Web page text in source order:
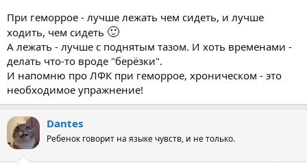
При геморрое - лучше лежать чем сидеть, и лучше
ходить, чем сидеть 🙂
А лежать - лучше с поднятым тазом. И хоть временами -
делать что-то вроде "берёзки".
И напомню про ЛФК при геморрое, хроническом - это
необходимое упражнение!
Dantes
Ребенок говорит на языке чувств, и не только.